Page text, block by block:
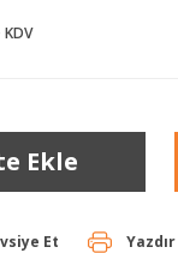
Ekle
Et Yazdır